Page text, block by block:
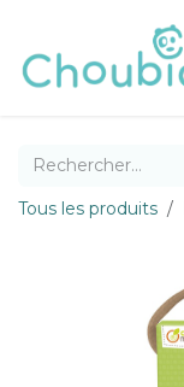
Tous les produits